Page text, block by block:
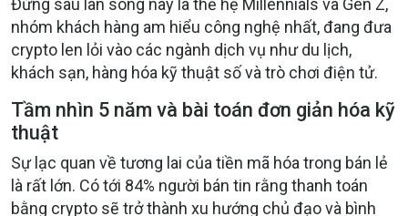
Đứng sau làn sóng này là thế hệ Millennials và Gen Z,
nhóm khách hàng am hiểu công nghệ nhất, đang đưa
crypto len lỏi vào các ngành dịch vụ như du lịch,
khách sạn, hàng hóa kỹ thuật số và trò chơi điện tử.
Tầm nhìn 5 năm và bài toán đơn giản hóa kỹ
thuật
Sự lạc quan về tương lai của tiền mã hóa trong bán lẻ
là rất lớn. Có tới 84% người bán tin rằng thanh toán
bằng crypto sẽ trở thành xu hướng chủ đạo và bình